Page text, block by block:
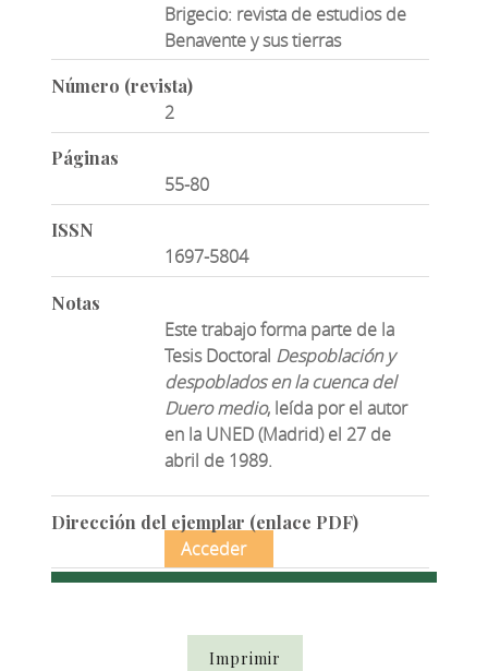
Brigecio: revista de estudios de
Benavente y sus tierras
Número (revista)
2
Páginas
55-80
ISSN
1697-5804
Notas
Este trabajo forma parte de la
Tesis Doctoral Despoblación y
despoblados en la cuenca del
Duero medio, leída por el autor
en la UNED (Madrid) el 27 de
abril de 1989.
Dirección del ejemplar (enlace PDF)
Acceder
Imprimir